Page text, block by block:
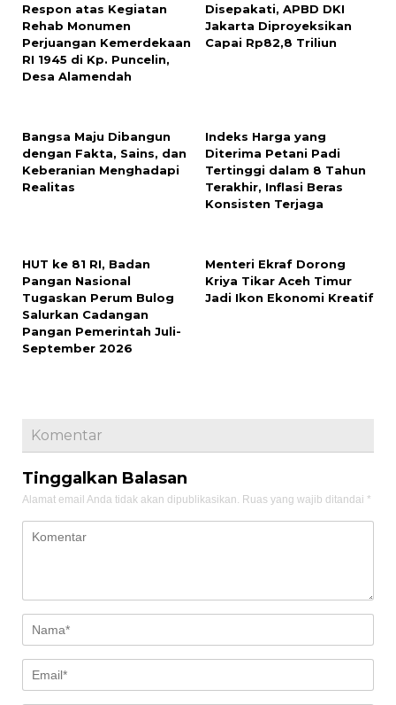
Respon atas Kegiatan
Rehab Monumen
Perjuangan Kemerdekaan
RI 1945 di Kp. Puncelin,
Desa Alamendah
Disepakati, APBD DKI
Jakarta Diproyeksikan
Capai Rp82,8 Triliun
Bangsa Maju Dibangun
dengan Fakta, Sains, dan
Keberanian Menghadapi
Realitas
Indeks Harga yang
Diterima Petani Padi
Tertinggi dalam 8 Tahun
Terakhir, Inflasi Beras
Konsisten Terjaga
HUT ke 81 RI, Badan
Pangan Nasional
Tugaskan Perum Bulog
Salurkan Cadangan
Pangan Pemerintah Juli-
September 2026
Menteri Ekraf Dorong
Kriya Tikar Aceh Timur
Jadi Ikon Ekonomi Kreatif
Komentar
Tinggalkan Balasan
Alamat email Anda tidak akan dipublikasikan. Ruas yang wajib ditandai *